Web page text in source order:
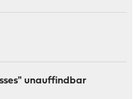
unauffindbar